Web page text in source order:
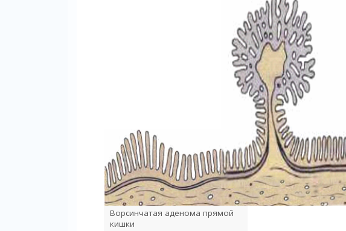
Ворсинчатая аденома прямой
кишки